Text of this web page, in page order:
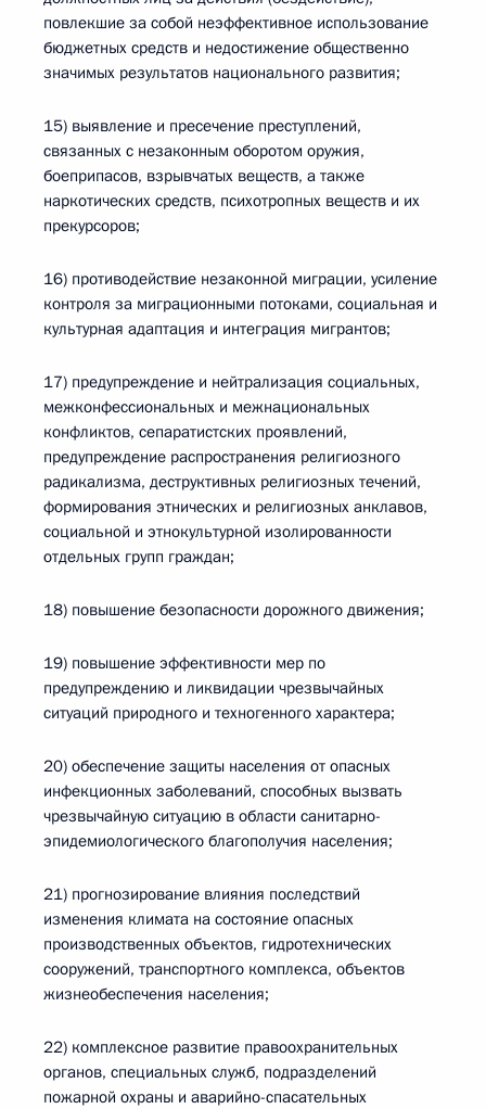
повлекшие за собой неэффективное использование
бюджетных средств и недостижение общественно
значимых результатов национального развития;
15) выявление и пресечение преступлений,
связанных с незаконным оборотом оружия,
боеприпасов, взрывчатых веществ, а также
наркотических средств, психотропных веществ и их
прекурсоров;
16) противодействие незаконной миграции, усиление
контроля за миграционными потоками, социальная и
культурная адаптация и интеграция мигрантов;
17) предупреждение и нейтрализация социальных,
межконфессиональных и межнациональных
конфликтов, сепаратистских проявлений,
предупреждение распространения религиозного
радикализма, деструктивных религиозных течений,
формирования этнических и религиозных анклавов,
социальной и этнокультурной изолированности
отдельных групп граждан;
18) повышение безопасности дорожного движения;
19) повышение эффективности мер по
предупреждению и ликвидации чрезвычайных
ситуаций природного и техногенного характера;
20) обеспечение защиты населения от опасных
инфекционных заболеваний, способных вызвать
чрезвычайную ситуацию в области санитарно-
эпидемиологического благополучия населения;
21) прогнозирование влияния последствий
изменения климата на состояние опасных
производственных объектов, гидротехнических
сооружений, транспортного комплекса, объектов
жизнеобеспечения населения;
22) комплексное развитие правоохранительных
органов, специальных служб, подразделений
пожарной охраны и аварийно-спасательных